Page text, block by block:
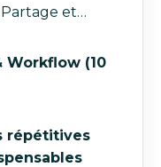
Partage et
Workflow (10
répétitives